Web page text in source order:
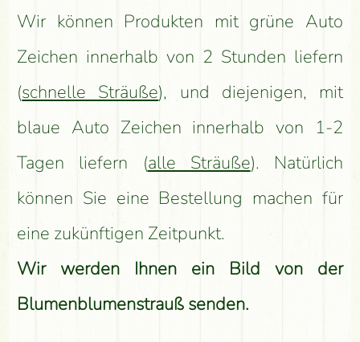
Wir können Produkten mit grüne Auto
Zeichen innerhalb von 2 Stunden liefern
(schnelle Sträuße), und diejenigen, mit
blaue Auto Zeichen innerhalb von 1-2
Tagen liefern (alle Sträuße). Natürlich
können Sie eine Bestellung machen für
eine zukünftigen Zeitpunkt.
Wir werden Ihnen ein Bild von der
Blumenblumenstrauß senden.